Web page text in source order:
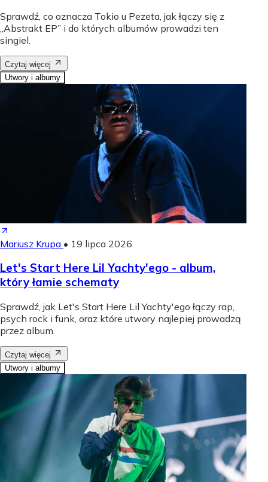
Sprawdź, co oznacza Tokio u Pezeta, jak łączy się z
„Abstrakt EP” i do których albumów prowadzi ten
singiel.
Czytaj więcej
Utwory i albumy
Mariusz Krupa • 19 lipca 2026
Let's Start Here Lil Yachty'ego - album,
który łamie schematy
Sprawdź, jak Let's Start Here Lil Yachty'ego łączy rap,
psych rock i funk, oraz które utwory najlepiej prowadzą
przez album.
Czytaj więcej
Utwory i albumy